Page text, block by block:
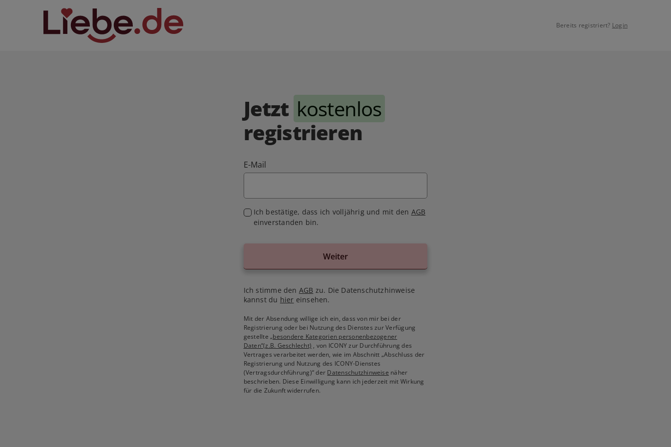
Bereits registriert? Login
Jetzt kostenlos
registrieren
E-Mail
Ich bestätige, dass ich volljährig und mit den AGB
einverstanden bin.
Weiter
Ich stimme den AGB zu. Die Datenschutzhinweise
kannst du hier einsehen.
Mit der Absendung willige ich ein, dass von mir bei der
Registrierung oder bei Nutzung des Dienstes zur Verfügung
gestellte„besondere Kategorien personenbezogener
Daten“(z.B. Geschlecht) , von ICONY zur Durchführung des
Vertrages verarbeitet werden, wie im Abschnitt „Abschluss der
Registrierung und Nutzung des ICONY-Dienstes
(Vertragsdurchführung)“ der Datenschutzhinweise näher
beschrieben. Diese Einwilligung kann ich jederzeit mit Wirkung
für die Zukunft widerrufen.